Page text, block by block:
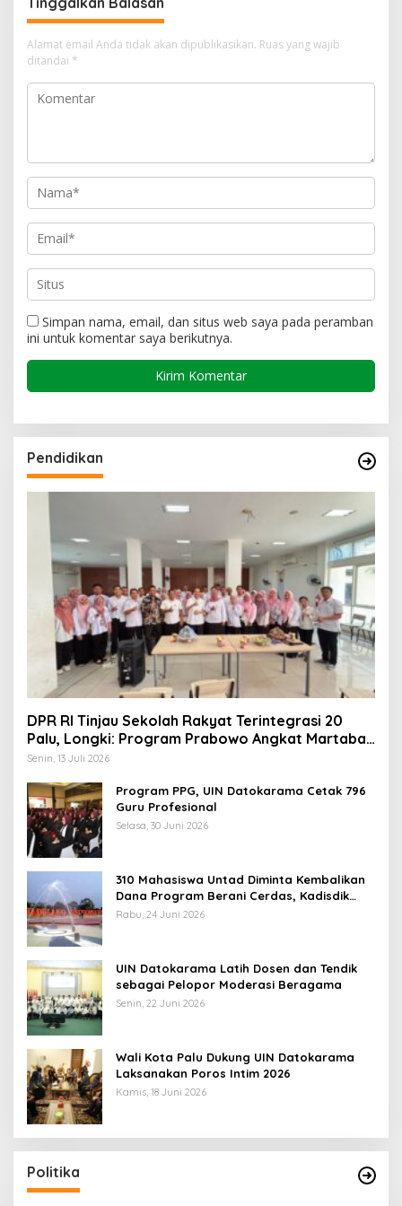
Alamat email Anda tidak akan dipublikasikan. Ruas yang wajib
ditandai *
Simpan nama, email, dan situs web saya pada peramban
ini untuk komentar saya berikutnya.
Pendidikan
DPR RI Tinjau Sekolah Rakyat Terintegrasi 20
Palu, Longki: Program Prabowo Angkat Martabat
Anak Miskin
Senin, 13 Juli 2026
Program PPG, UIN Datokarama Cetak 796
Guru Profesional
Selasa, 30 Juni 2026
310 Mahasiswa Untad Diminta Kembalikan
Dana Program Berani Cerdas, Kadisdik
Sulteng: Tidak Boleh Terima Beasiswa
Rabu, 24 Juni 2026
UIN Datokarama Latih Dosen dan Tendik
sebagai Pelopor Moderasi Beragama
Senin, 22 Juni 2026
Wali Kota Palu Dukung UIN Datokarama
Laksanakan Poros Intim 2026
Kamis, 18 Juni 2026
Politika